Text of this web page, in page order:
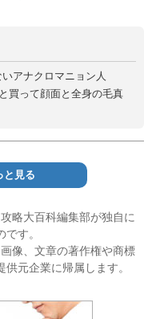
アナクロマニョン人
買って顔面と全身の毛真
と見る
略大百科編集部が独自に
す。
像、文章の著作権や商標
元企業に帰属します。